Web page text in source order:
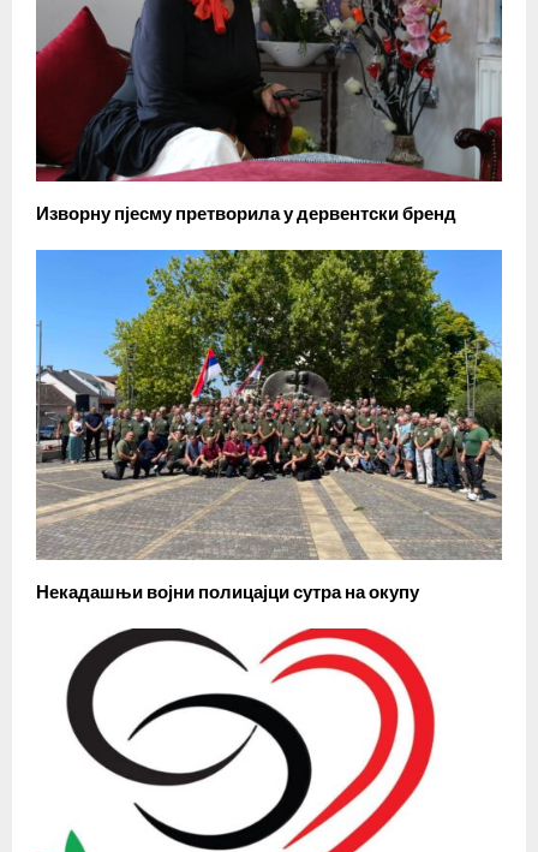
Изворну пјесму претворила у дервентски бренд
Некадашњи војни полицајци сутра на окупу